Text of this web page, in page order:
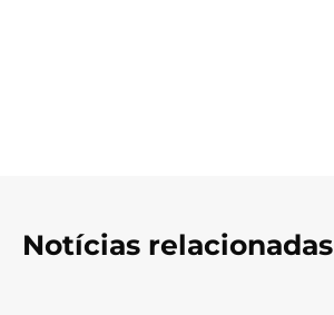
Notícias relacionadas